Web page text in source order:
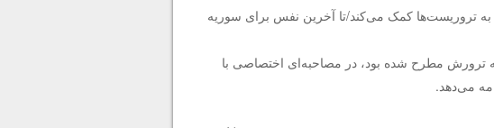
به تروریست‌ها کمک می‌کند/تا آخرین نفس برای سوریه
ترورش مطرح شده بود، در مصاحبه‌ای اختصاصی با
می‌دهد.